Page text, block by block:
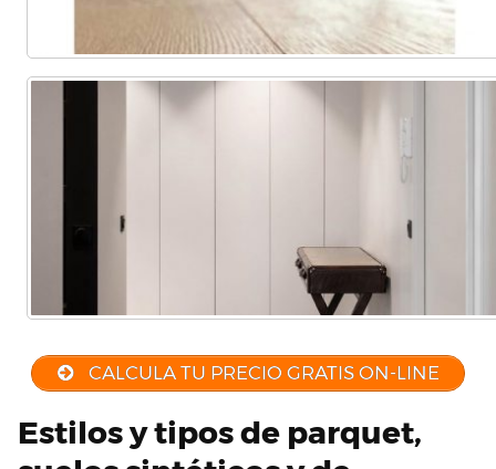
CALCULA TU PRECIO GRATIS ON-LINE
Estilos y tipos de parquet,